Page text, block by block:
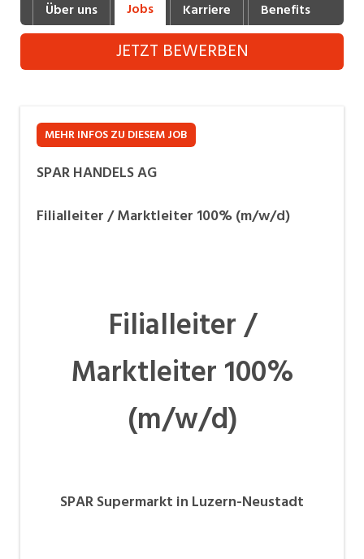
Industrie, Maschinenbau, Anlagenbau,
Produktion
Informatik, Telekommunikation
Körperpflege, Wellness
Marketing, Kommunikation, Medien, Druck
Sicherheit, Rettung, Polizei, Zoll
Über uns Jobs Karriere Benefits
JETZT BEWERBEN
MEHR INFOS ZU DIESEM JOB
SPAR HANDELS AG
Filialleiter / Marktleiter 100% (m/w/d)
Filialleiter /
Marktleiter 100%
(m/w/d)
SPAR Supermarkt in Luzern-Neustadt